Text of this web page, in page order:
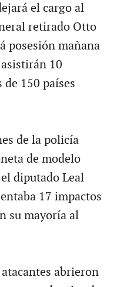
el cargo al
retirado Otto
posesión mañana
10
150 países
de la policía
de modelo
diputado Leal
17 impactos
su mayoría al
abrieron